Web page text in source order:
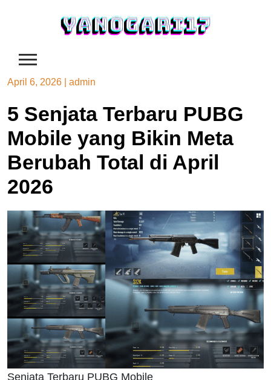
April 6, 2026 admin
5 Senjata Terbaru PUBG
Mobile yang Bikin Meta
Berubah Total di April
2026
Senjata Terbaru PUBG Mobile